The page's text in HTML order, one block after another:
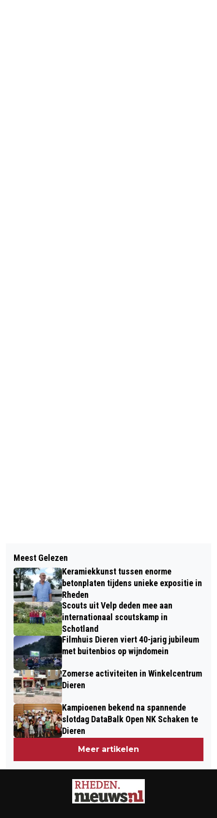
GEMEENTE RHEDEN STOPT MET
ENKELE PUBLICATIES IN DE
REGIOBODE
OUDHEIDKUNDIGE KRING WANDELING
DOOR DE STEEG
Meest Gelezen
Keramiekkunst tussen enorme
betonplaten tijdens unieke expositie in
Rheden
Scouts uit Velp deden mee aan
internationaal scoutskamp in
Schotland
Filmhuis Dieren viert 40-jarig jubileum
met buitenbios op wijndomein
Zomerse activiteiten in Winkelcentrum
Dieren
Kampioenen bekend na spannende
slotdag DataBalk Open NK Schaken te
Dieren
Meer artikelen